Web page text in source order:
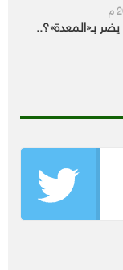
بـ«المعدة»؟..